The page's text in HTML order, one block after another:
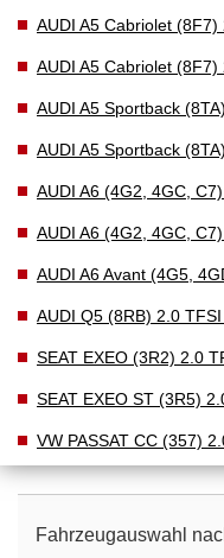
AUDI A5 Cabriolet (8F7)
AUDI A5 Cabriolet
AUDI A5 Sportback
AUDI A5 Sportback
AUDI A6 (4G2, 4GC,
AUDI A6 (4G2, 4GC,
AUDI A6 Avant (4G5,
AUDI Q5 (8RB) 2.0
SEAT EXEO (3R2) 2.0
SEAT EXEO ST (3R5)
VW PASSAT CC (357)
Fahrzeugauswahl